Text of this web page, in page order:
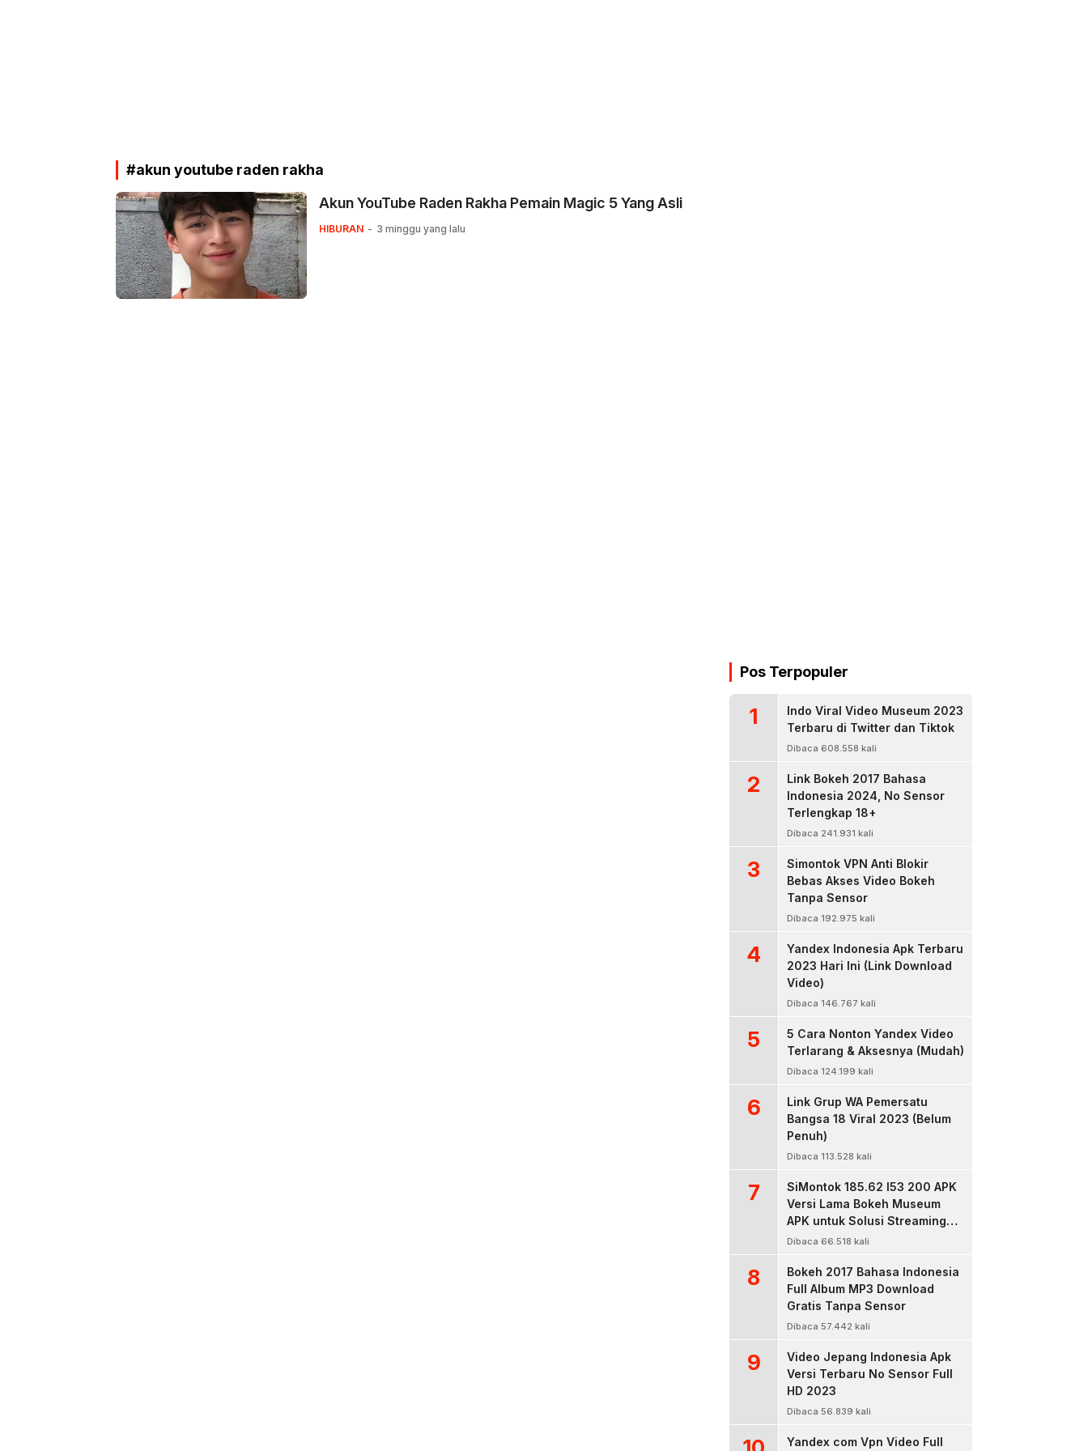
#akun youtube raden rakha
Akun YouTube Raden Rakha Pemain Magic 5 Yang Asli
HIBURAN 3 minggu yang lalu
Pos Terpopuler
1
Indo Viral Video Museum 2023
Terbaru di Twitter dan Tiktok
Dibaca 608.558 kali
2
Link Bokeh 2017 Bahasa
Indonesia 2024, No Sensor
Terlengkap 18+
Dibaca 241.931 kali
3
Simontok VPN Anti Blokir
Bebas Akses Video Bokeh
Tanpa Sensor
Dibaca 192.975 kali
4
Yandex Indonesia Apk Terbaru
2023 Hari Ini (Link Download
Video)
Dibaca 146.767 kali
5
5 Cara Nonton Yandex Video
Terlarang & Aksesnya (Mudah)
Dibaca 124.199 kali
6
Link Grup WA Pemersatu
Bangsa 18 Viral 2023 (Belum
Penuh)
Dibaca 113.528 kali
7
SiMontok 185.62 l53 200 APK
Versi Lama Bokeh Museum
APK untuk Solusi Streaming
Video Bokeh Tanpa Batas
Dibaca 66.518 kali
8
Bokeh 2017 Bahasa Indonesia
Full Album MP3 Download
Gratis Tanpa Sensor
Dibaca 57.442 kali
9
Video Jepang Indonesia Apk
Versi Terbaru No Sensor Full
HD 2023
Dibaca 56.839 kali
Yandex com Vpn Video Full